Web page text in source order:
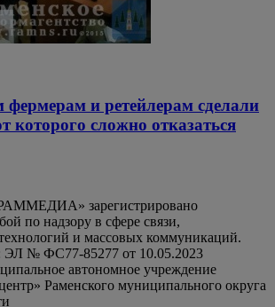
и ретейлерам сделали
которого сложно отказаться
зарегистрировано
по надзору в сфере связи,
и массовых коммуникаций.
ЭЛ № ФС77-85277 от 10.05.2023
автономное учреждение
Раменского муниципального округа